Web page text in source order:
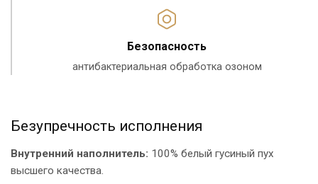
Безопасность
антибактериальная обработка озоном
Безупречность исполнения
Внутренний наполнитель: 100% белый гусиный пух
высшего качества.